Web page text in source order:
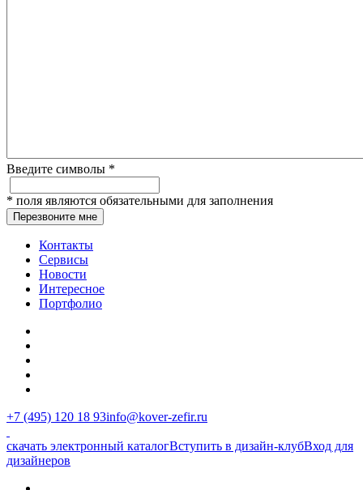
Введите символы *
* поля являются обязательными для заполнения
Перезвоните мне
Контакты
Сервисы
Новости
Интересное
Портфолио
+7 (495) 120 18 93info@kover-zefir.ru
скачать электронный каталогВступить в дизайн-клубВход для
дизайнеров